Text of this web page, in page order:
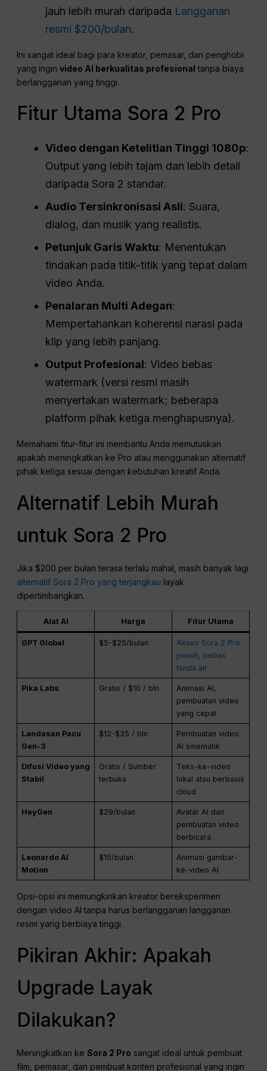
jauh lebih murah daripada Langganan
resmi $200/bulan.
Ini sangat ideal bagi para kreator, pemasar, dan penghobi
yang inginvideo AI berkualitas profesional tanpa biaya
berlangganan yang tinggi.
Fitur Utama Sora 2 Pro
Video dengan Ketelitian Tinggi 1080p:
Output yang lebih tajam dan lebih detail
daripada Sora 2 standar.
Audio Tersinkronisasi Asli: Suara,
dialog, dan musik yang realistis.
Petunjuk Garis Waktu: Menentukan
tindakan pada titik-titik yang tepat dalam
video Anda.
Penalaran Multi Adegan:
Mempertahankan koherensi narasi pada
klip yang lebih panjang.
Output Profesional: Video bebas
watermark (versi resmi masih
menyertakan watermark; beberapa
platform pihak ketiga menghapusnya).
Memahami fitur-fitur ini membantu Anda memutuskan
apakah meningkatkan ke Pro atau menggunakan alternatif
pihak ketiga sesuai dengan kebutuhan kreatif Anda.
Alternatif Lebih Murah
untuk Sora 2 Pro
Jika $200 per bulan terasa terlalu mahal, masih banyak lagi
alternatif Sora 2 Pro yang terjangkau layak
dipertimbangkan.
Alat AI Harga Fitur Utama
GPT Global $5-$25/bulan
Akses Sora 2 Pro
penuh, bebas
tanda air
Pika Labs Gratis / $10 / bln
Animasi AI,
pembuatan video
yang cepat
Landasan Pacu
Gen-3
$12-$35 / bln
Pembuatan video
AI sinematik
Difusi Video yang
Stabil
Gratis / Sumber
terbuka
Teks-ke-video
lokal atau berbasis
cloud
HeyGen $29/bulan
Avatar AI dan
pembuatan video
berbicara
Leonardo AI
Motion
$15/bulan
Animasi gambar-
ke-video AI
Opsi-opsi ini memungkinkan kreator bereksperimen
dengan video AI tanpa harus berlangganan langganan
resmi yang berbiaya tinggi.
Pikiran Akhir: Apakah
Upgrade Layak
Dilakukan?
Meningkatkan keSora 2 Pro sangat ideal untuk pembuat
film, pemasar, dan pembuat konten profesional yang ingin